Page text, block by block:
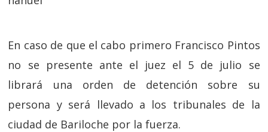
En caso de que el cabo primero Francisco Pintos
no se presente ante el juez el 5 de julio se
librará una orden de detención sobre su
persona y será llevado a los tribunales de la
ciudad de Bariloche por la fuerza.